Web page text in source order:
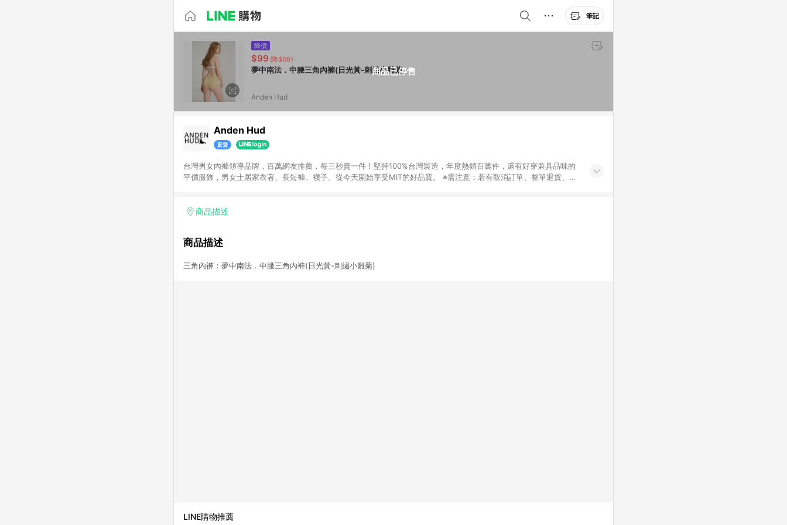
筆記
商品已停售
降價
$99 (降$60)
夢中南法．中腰三角內褲(日光黃-刺繡小雛菊)
Anden Hud
Anden Hud
台灣男女內褲領導品牌，百萬網友推薦，每三秒賣一件！堅持100%台灣製造，年度熱銷百萬件，還有好穿兼具品味的
平價服飾，男女士居家衣著、長短褲、襪子。從今天開始享受MIT的好品質。 ※需注意：若有取消訂單、整單退貨、部
商品描述
商品描述
三角內褲：夢中南法．中腰三角內褲(日光黃-刺繡小雛菊)
LINE購物推薦